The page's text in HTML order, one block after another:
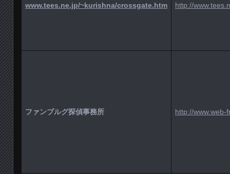
www.tees.ne.jp/~kurishna/crossgate.htm http://
ファンブルグ探偵事務所 http://www.web-